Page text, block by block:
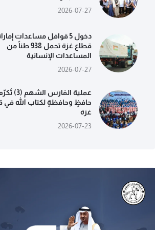
2026-07-27
دخول 5 قوافل مساعدات
قطاع غزة تحمل 938 طناً من
المساعدات الإنسانية
2026-07-27
حافظٍ وحافظةٍ لكتاب الله في
غزة
2026-07-23